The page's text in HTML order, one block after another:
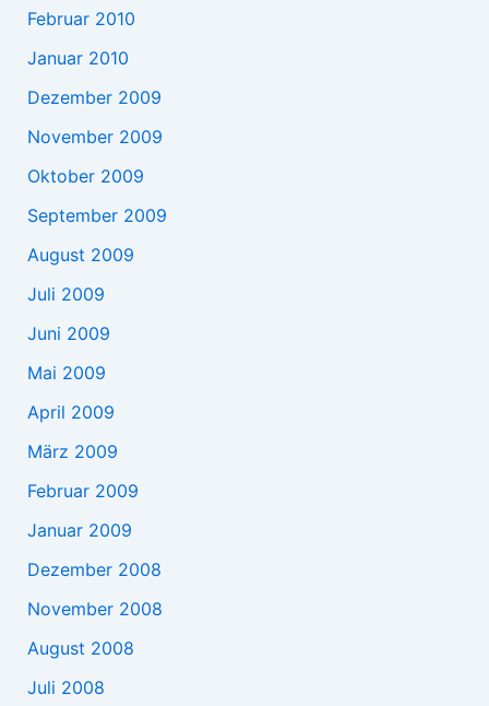
Februar 2010
Januar 2010
Dezember 2009
November 2009
Oktober 2009
September 2009
August 2009
Juli 2009
Juni 2009
Mai 2009
April 2009
März 2009
Februar 2009
Januar 2009
Dezember 2008
November 2008
August 2008
Juli 2008